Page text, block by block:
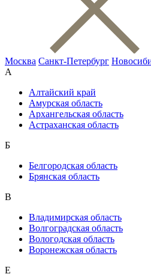
Москва Санкт-Петербург
А
Алтайский край
Амурская область
Архангельская область
Астраханская область
Б
Белгородская область
Брянская область
В
Владимирская область
Волгоградская область
Вологодская область
Воронежская область
Е